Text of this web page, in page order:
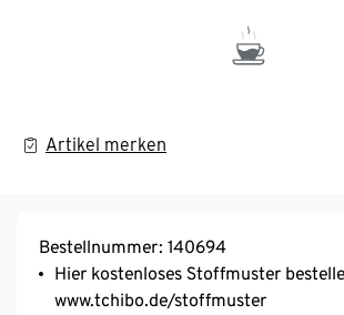
Artikel merken
Bestellnummer: 140694
Hier kostenloses Stoffmuster
www.tchibo.de/stoffmuster